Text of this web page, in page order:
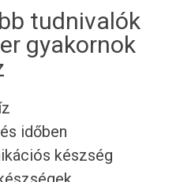
tudnivalók
gyakornok
időben
készség